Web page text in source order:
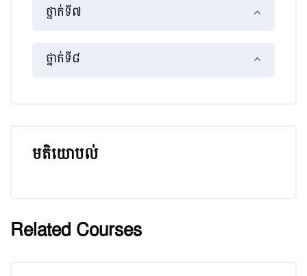
ថ្នាក់ទី៧
ថ្នាក់ទី៨
រំលង មតិយោបល់
មតិយោបល់
រំលង [Cocoon] Related courses
Related Courses